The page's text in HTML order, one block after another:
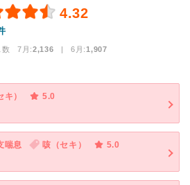
4.32
数 7月:2,136 | 6月:1,907
キ）
5.0
喘息 咳（セキ）
5.0